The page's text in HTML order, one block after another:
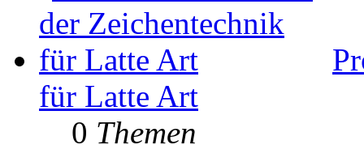
für Latte Art
0 Themen